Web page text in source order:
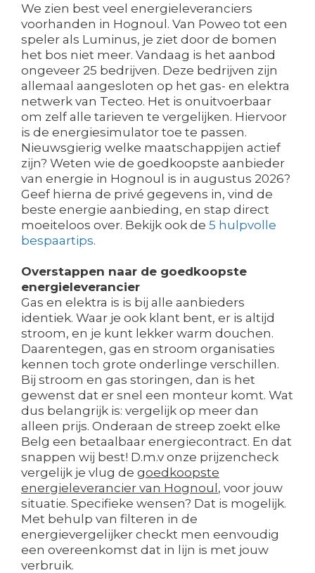
We zien best veel energieleveranciers
voorhanden in Hognoul. Van Poweo tot een
speler als Luminus, je ziet door de bomen
het bos niet meer. Vandaag is het aanbod
ongeveer 25 bedrijven. Deze bedrijven zijn
allemaal aangesloten op het gas- en elektra
netwerk van Tecteo. Het is onuitvoerbaar
om zelf alle tarieven te vergelijken. Hiervoor
is de energiesimulator toe te passen.
Nieuwsgierig welke maatschappijen actief
zijn? Weten wie de goedkoopste aanbieder
van energie in Hognoul is in augustus 2026?
Geef hierna de privé gegevens in, vind de
beste energie aanbieding, en stap direct
moeiteloos over. Bekijk ook de 5 hulpvolle
bespaartips.
Overstappen naar de goedkoopste
energieleverancier
Gas en elektra is is bij alle aanbieders
identiek. Waar je ook klant bent, er is altijd
stroom, en je kunt lekker warm douchen.
Daarentegen, gas en stroom organisaties
kennen toch grote onderlinge verschillen.
Bij stroom en gas storingen, dan is het
gewenst dat er snel een monteur komt. Wat
dus belangrijk is: vergelijk op meer dan
alleen prijs. Onderaan de streep zoekt elke
Belg een betaalbaar energiecontract. En dat
snappen wij best! D.m.v onze prijzencheck
vergelijk je vlug de goedkoopste
energieleverancier van Hognoul, voor jouw
situatie. Specifieke wensen? Dat is mogelijk.
Met behulp van filteren in de
energievergelijker checkt men eenvoudig
een overeenkomst dat in lijn is met jouw
verbruik.